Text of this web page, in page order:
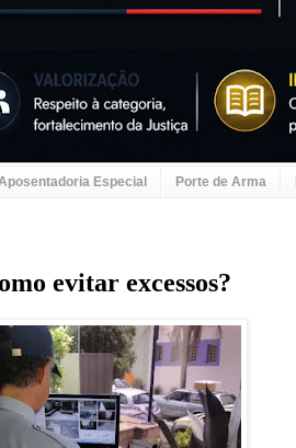
Especial Porte de Arma
evitar excessos?